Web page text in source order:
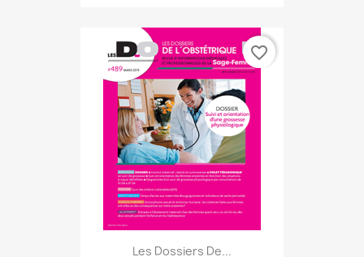
Les Dossiers De...
favorite_border